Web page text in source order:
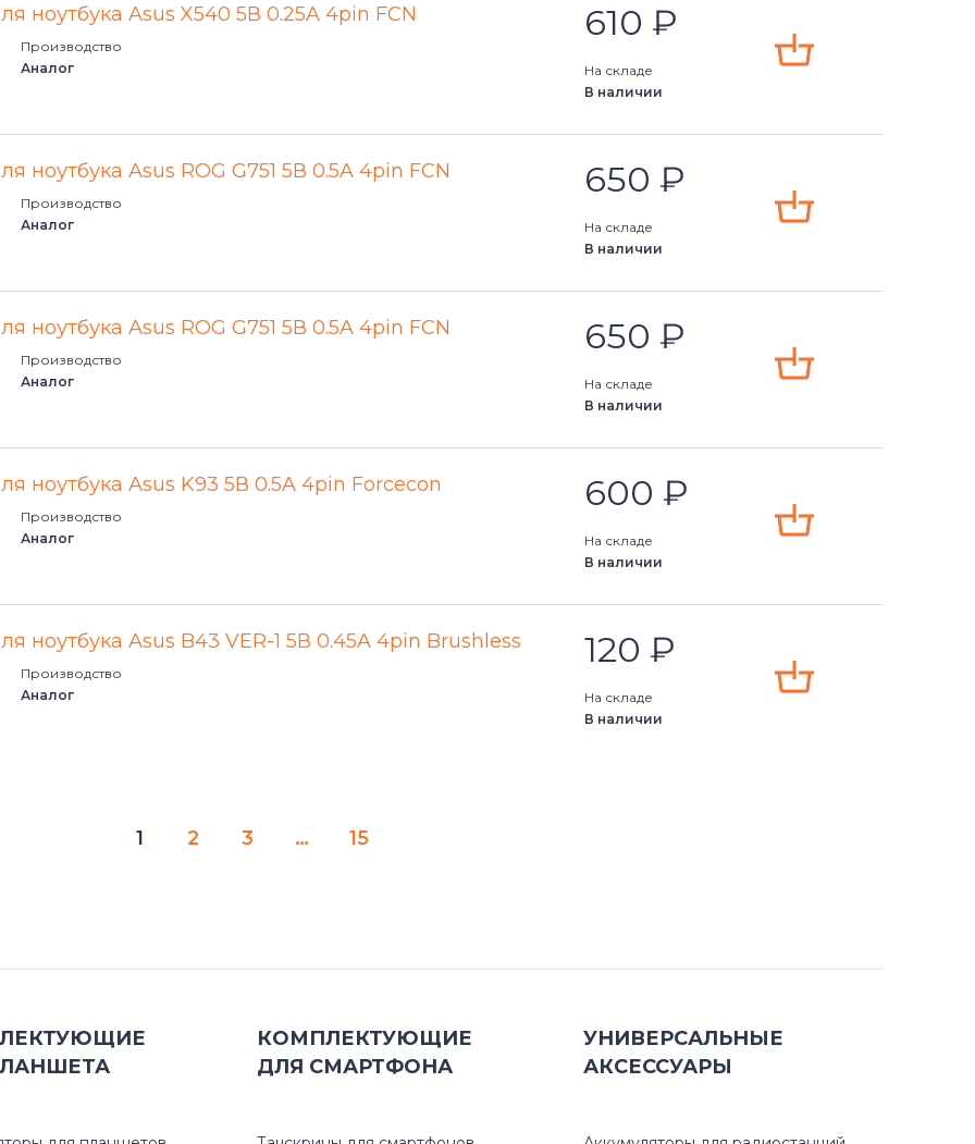
ноутбука Asus X540 5В 0.25A 4pin FCN
Производство
Аналог
610 ₽
На складе
В наличии
ноутбука Asus ROG G751 5В 0.5A 4pin FCN
Производство
Аналог
650 ₽
На складе
В наличии
ноутбука Asus ROG G751 5В 0.5A 4pin FCN
Производство
Аналог
650 ₽
На складе
В наличии
ноутбука Asus K93 5В 0.5A 4pin Forcecon
Производство
Аналог
600 ₽
На складе
В наличии
ноутбука Asus B43 VER-1 5В 0.45A 4pin Brushless
Производство
Аналог
120 ₽
На складе
В наличии
1 2 3 … 15
КОМПЛЕКТУЮЩИЕ
ДЛЯ СМАРТФОНА
УНИВЕРСАЛЬНЫЕ
АКСЕССУАРЫ